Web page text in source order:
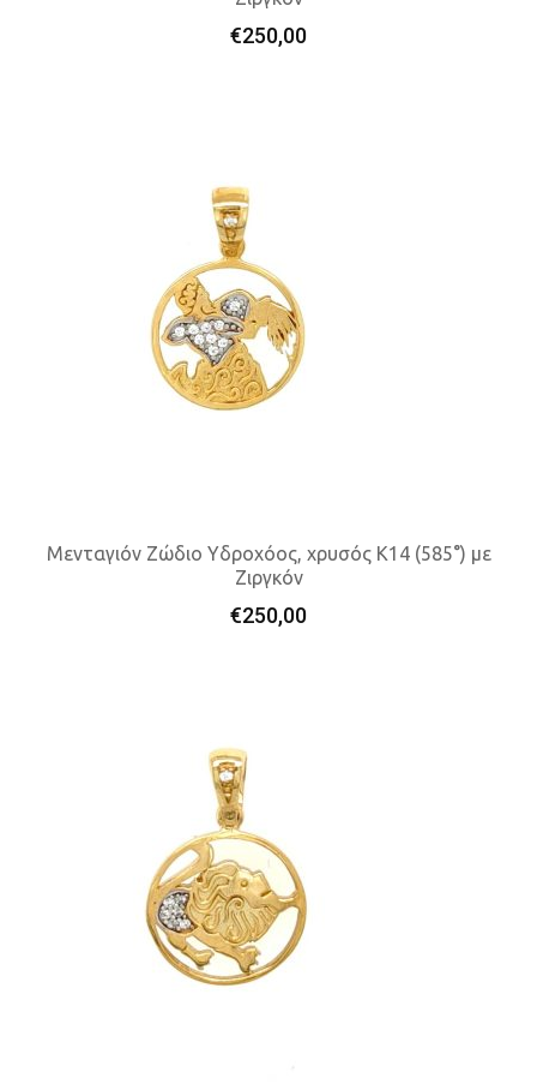
Προσθήκη Στο Καλάθι
€250,00
Προσθήκη Στο Καλάθι
Μενταγιόν Ζώδιο Υδροχόος, χρυσός K14 (585°) με
Ζιργκόν
€250,00